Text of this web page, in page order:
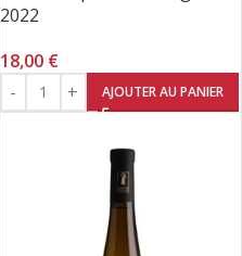
2022
18,00 €
AJOUTER AU PANIER